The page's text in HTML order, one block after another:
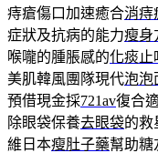
痔瘡傷口加速癒合消痔
症狀及抗病的能力瘦身
喉嚨的腫脹感的化痰止
美肌韓風團隊現代泡泡
預借現金採721av復合
除眼袋保養去眼袋的救
維日本瘦肚子藥幫助糖